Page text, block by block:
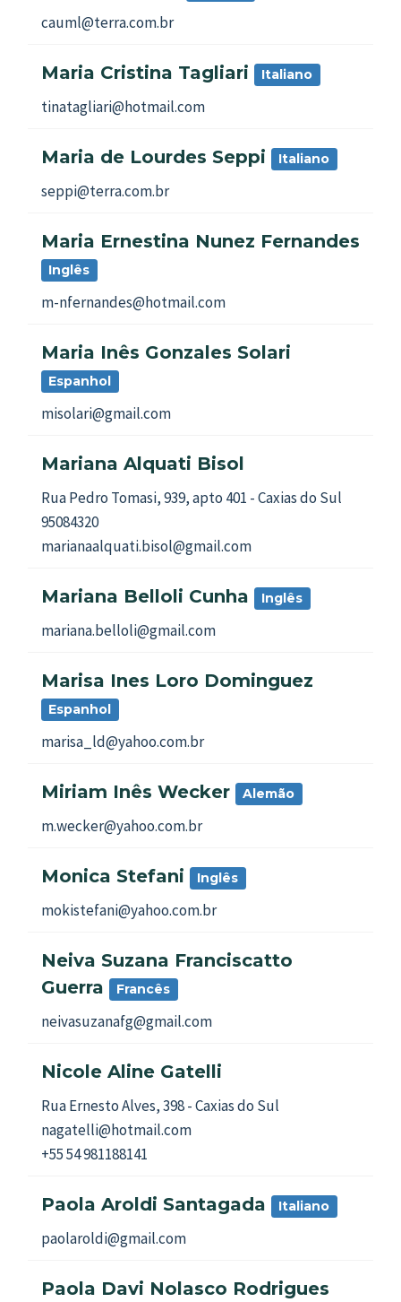
cauml@terra.com.br
Maria Cristina Tagliari Italiano
tinatagliari@hotmail.com
Maria de Lourdes Seppi Italiano
seppi@terra.com.br
Maria Ernestina Nunez Fernandes
Inglês
m-nfernandes@hotmail.com
Maria Inês Gonzales Solari
Espanhol
misolari@gmail.com
Mariana Alquati Bisol
Rua Pedro Tomasi, 939, apto 401 - Caxias do Sul
95084320
marianaalquati.bisol@gmail.com
Mariana Belloli Cunha Inglês
mariana.belloli@gmail.com
Marisa Ines Loro Dominguez
Espanhol
marisa_ld@yahoo.com.br
Miriam Inês Wecker Alemão
m.wecker@yahoo.com.br
Monica Stefani Inglês
mokistefani@yahoo.com.br
Neiva Suzana Franciscatto
Guerra
Francês
neivasuzanafg@gmail.com
Nicole Aline Gatelli
Rua Ernesto Alves, 398 - Caxias do Sul
nagatelli@hotmail.com
+55 54 981188141
Paola Aroldi Santagada Italiano
paolaroldi@gmail.com
Paola Davi Nolasco Rodrigues